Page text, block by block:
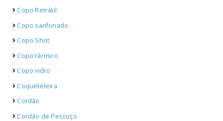
Copo Retrátil
Copo sanfonado
Copo Shot
Copo térmico
Copo vidro
Coqueteleira
Cordão
Cordão de Pescoço